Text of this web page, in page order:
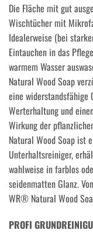
Die Fläche mit gut
Wischtücher mit
Idealerweise (bei
Eintauchen in das
warmem Wasser
Natural Wood Soap
eine widerstandsfähige
Werterhaltung und
Wirkung der
Natural Wood Soap ist
Unterhaltsreiniger,
wahlweise in farblos
seidenmatten Glanz.
WR® Natural Wood
PROFI